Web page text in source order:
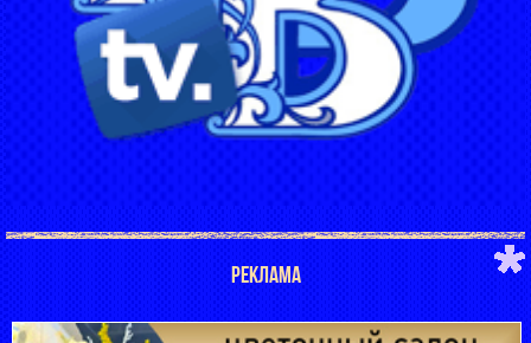
РЕКЛАМА